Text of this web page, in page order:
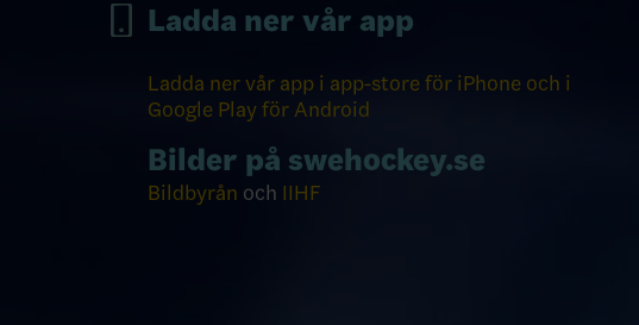
Ladda ner vår app
Ladda ner vår app i app-store för iPhone och i
Google Play för Android
Bilder på swehockey.se
Bildbyrån och IIHF